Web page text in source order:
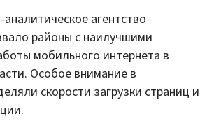
агентство
районы с наилучшими
мобильного интернета в
Особое внимание в
скорости загрузки страниц и